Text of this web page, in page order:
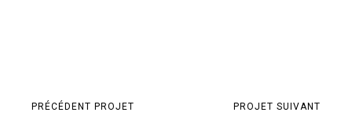
PRÉCÉDENT PROJET PROJET SUIVANT